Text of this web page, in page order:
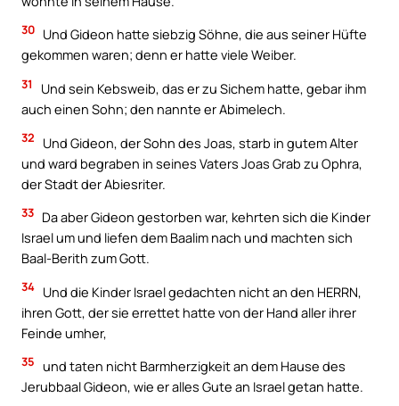
30 Und Gideon hatte siebzig Söhne, die aus seiner Hüfte
gekommen waren; denn er hatte viele Weiber.
31
Und sein Kebsweib, das er zu Sichem hatte, gebar ihm
auch einen Sohn; den nannte er Abimelech.
32
Und Gideon, der Sohn des Joas, starb in gutem Alter
und ward begraben in seines Vaters Joas Grab zu Ophra,
der Stadt der Abiesriter.
33 Da aber Gideon gestorben war, kehrten sich die Kinder
Israel um und liefen dem Baalim nach und machten sich
Baal-Berith zum Gott.
34 Und die Kinder Israel gedachten nicht an den HERRN,
ihren Gott, der sie errettet hatte von der Hand aller ihrer
Feinde umher,
35 und taten nicht Barmherzigkeit an dem Hause des
Jerubbaal Gideon, wie er alles Gute an Israel getan hatte.